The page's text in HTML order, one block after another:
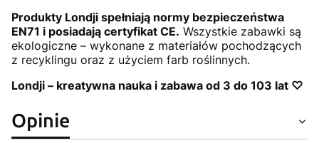
Produkty Londji spełniają normy bezpieczeństwa
EN71 i posiadają certyfikat CE. Wszystkie zabawki są
ekologiczne – wykonane z materiałów pochodzących
z recyklingu oraz z użyciem farb roślinnych.
Londji – kreatywna nauka i zabawa od 3 do 103 lat ♡
Opinie